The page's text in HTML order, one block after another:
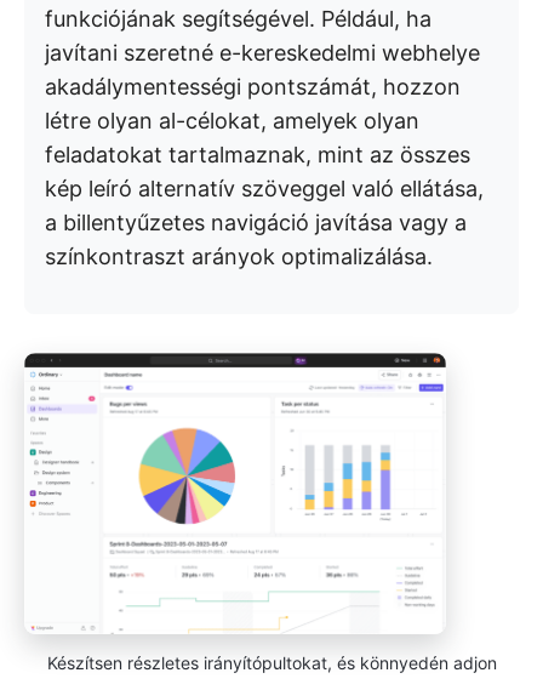
funkciójának segítségével. Például, ha
javítani szeretné e-kereskedelmi webhelye
akadálymentességi pontszámát, hozzon
létre olyan al-célokat, amelyek olyan
feladatokat tartalmaznak, mint az összes
kép leíró alternatív szöveggel való ellátása,
a billentyűzetes navigáció javítása vagy a
színkontraszt arányok optimalizálása.
Készítsen részletes irányítópultokat, és könnyedén adjon